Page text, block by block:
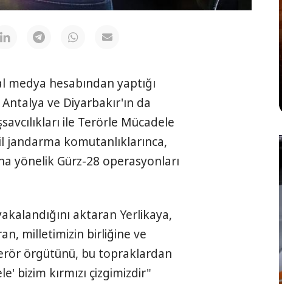
medya hesabından yaptığı
ve Diyarbakır'ın da
ile Terörle Mücadele
jandarma komutanlıklarınca,
yönelik Gürz-28 operasyonları
aktaran Yerlikaya,
milletimizin birliğine ve
örgütünü, bu topraklardan
bizim kırmızı çizgimizdir"